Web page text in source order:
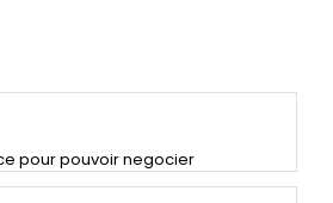
pour pouvoir negocier